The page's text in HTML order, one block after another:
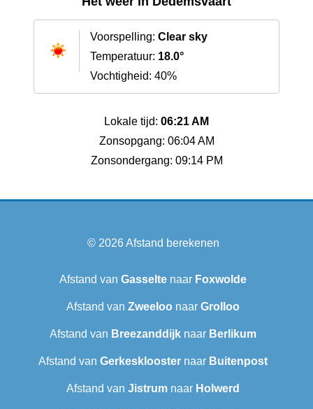
Voorspelling: Clear sky
Temperatuur: 18.0°
Vochtigheid: 40%
Lokale tijd: 06:21 AM
Zonsopgang: 06:04 AM
Zonsondergang: 09:14 PM
© 2026Afstand berekenen
Afstand van Gasselte naar Foxwolde
Afstand van Zweeloo naar Grolloo
Afstand van Breezanddijk naar Berlikum
Afstand van Gerkesklooster naar Buitenpost
Afstand van Jistrum naar Holwerd